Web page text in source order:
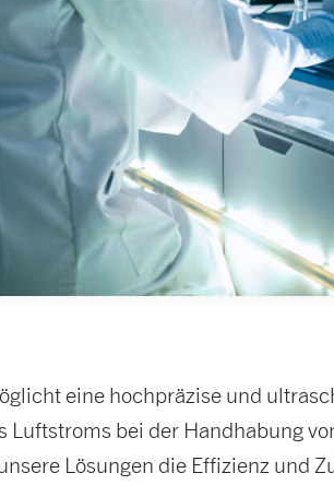
eine hochpräzise und
Luftstroms bei der Handhabung
Lösungen die Effizienz und